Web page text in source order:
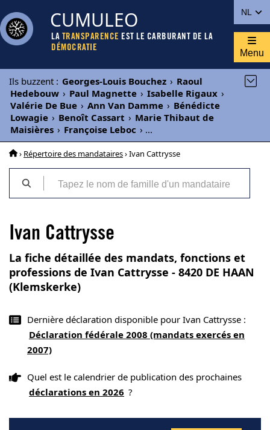
NL
CUMULEO
LA TRANSPARENCE EST LE CARBURANT DE LA
DÉMOCRATIE
Menu
Ils buzzent : Georges-Louis Bouchez › Raoul
Hedebouw › Paul Magnette › Isabelle Rigaux ›
Valérie De Bue › Ann Van Damme › Bénédicte
Lowagie › Benoît Cassart › Marie Thibaut de
Maisières › Françoise Leboc › ...
› Répertoire des mandataires› Ivan Cattrysse
Ivan Cattrysse
La fiche détaillée des mandats, fonctions et
professions de Ivan Cattrysse - 8420 DE HAAN
(Klemskerke)
Dernière déclaration disponible pour Ivan Cattrysse :
Déclaration fédérale 2008 (mandats exercés en
2007)
Quel est le calendrier de publication des prochaines
déclarations en 2026 ?